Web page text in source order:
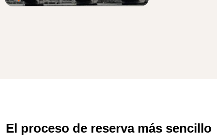
El proceso de reserva más sencillo